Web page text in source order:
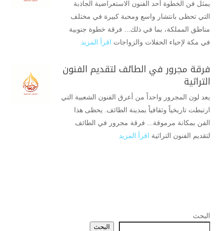
يمثل فن الخطوة أحد الفنون الاستعراضية الجاذبة
التي تحظى بانتشار واسع ومحبة كبيرة في مختلف
مناطق المملكة، بما في ذلك... فرقة خطوة جنوبية
في مكة لإحياء الحفلات والزواجات اقرأ المزيد
فرقة مجرور في الطائف لتقديم الفنون
التراثية
يعد لون المجرور واحداً من أعرق الفنون الشعبية التي
ارتبطت تاريخياً وثقافياً بمدينة الطائف. يحظى هذا
الفن بمكانة مرموقة... فرقة مجرور في الطائف
لتقديم الفنون التراثية اقرأ المزيد
البحث
البحث